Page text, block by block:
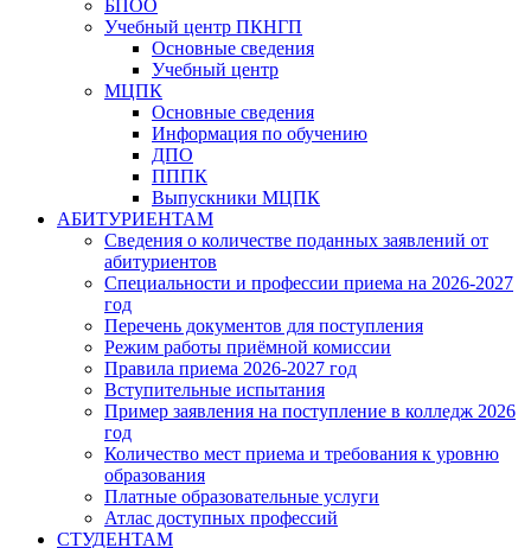
БПОО
Учебный центр ПКНГП
Основные сведения
Учебный центр
МЦПК
Основные сведения
Информация по обучению
ДПО
ПППК
Выпускники МЦПК
АБИТУРИЕНТАМ
Сведения о количестве поданных заявлений от
абитуриентов
Специальности и профессии приема на 2026-2027
год
Перечень документов для поступления
Режим работы приёмной комиссии
Правила приема 2026-2027 год
Вступительные испытания
Пример заявления на поступление в колледж 2026
год
Количество мест приема и требования к уровню
образования
Платные образовательные услуги
Атлас доступных профессий
СТУДЕНТАМ